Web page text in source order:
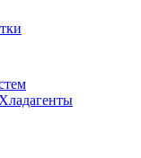
Хладагенты